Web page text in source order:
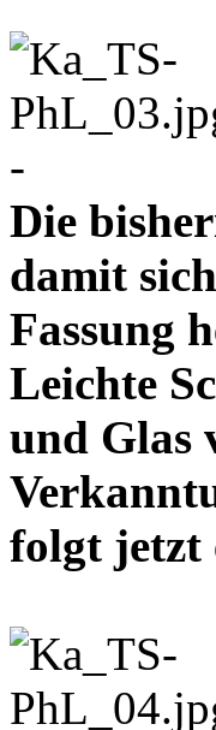
-
Die
damit
Fassung
Leichte
und Glas
folgt